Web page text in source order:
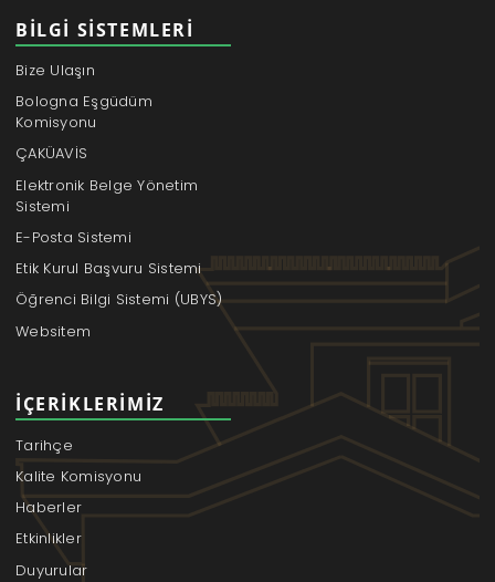
BILGI SISTEMLERI
Bize Ulaşın
Bologna Eşgüdüm
Komisyonu
ÇAKÜAVİS
Elektronik Belge Yönetim
Sistemi
E-Posta Sistemi
Etik Kurul Başvuru Sistemi
Öğrenci Bilgi Sistemi (UBYS)
Websitem
İÇERIKLERIMIZ
Tarihçe
Kalite Komisyonu
Haberler
Etkinlikler
Duyurular